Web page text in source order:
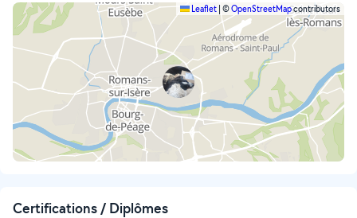
Leaflet ©OpenStreetMapcontributors
Certifications / Diplômes